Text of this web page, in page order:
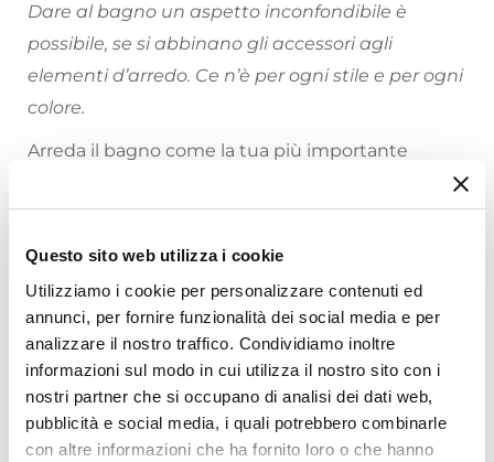
Questo sito web utilizza i cookie
Utilizziamo i cookie per personalizzare contenuti ed
annunci, per fornire funzionalità dei social media e per
analizzare il nostro traffico. Condividiamo inoltre
informazioni sul modo in cui utilizza il nostro sito con i
nostri partner che si occupano di analisi dei dati web,
pubblicità e social media, i quali potrebbero combinarle
con altre informazioni che ha fornito loro o che hanno
Dare al bagno un aspetto inconfondibile è
possibile, se si abbinano gli accessori agli
elementi d’arredo. Ce n’è per ogni stile e per ogni
colore.
Arreda il bagno come la tua più importante
aspetta solo te.
Caratteristiche Generali
Tipologia
Set accessori da appoggio
Numero Elementi
4 elementi
Marca
Ti suggeriamo anche